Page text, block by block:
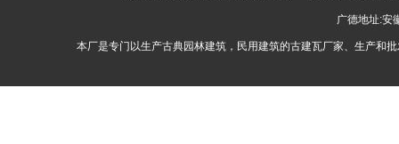
广德地址:
本厂是专门以生产古典园林建筑，民用建筑的古建瓦厂家、生产和